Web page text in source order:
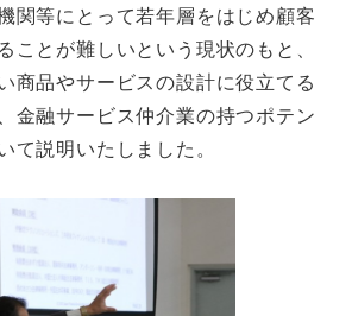
関等にとって若年層をはじめ顧客
ことが難しいという現状のもと、
商品やサービスの設計に役立てる
金融サービス仲介業の持つポテン
て説明いたしました。